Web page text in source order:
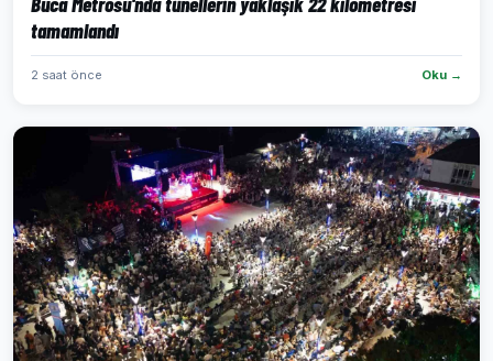
tamamlandı
2 saat önce Oku →